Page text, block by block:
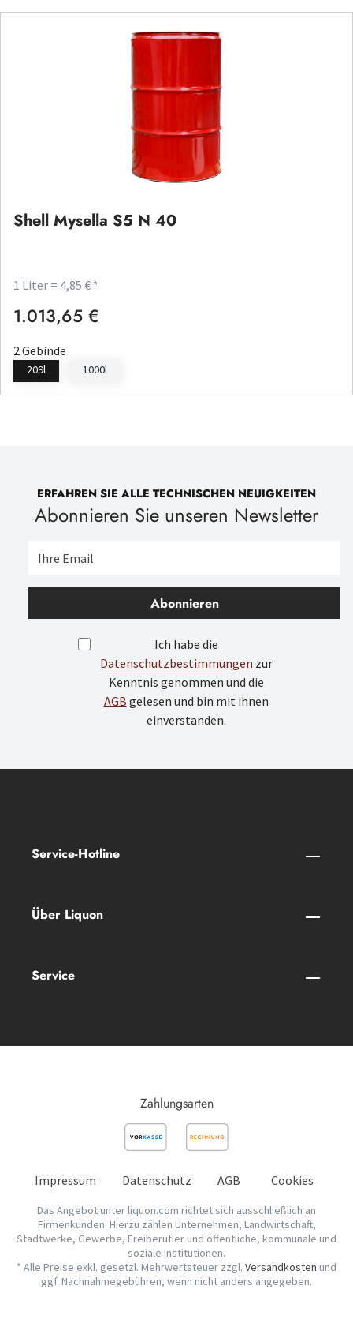
Shell Mysella S5 N 40
1 Liter = 4,85 € *
Regulärer Preis:
1.013,65 €
2 Gebinde
209l 1000l
ERFAHREN SIE ALLE TECHNISCHEN NEUIGKEITEN
Abonnieren Sie unseren Newsletter
Abonnieren
Ich habe die
Datenschutzbestimmungen zur
Kenntnis genommen und die
AGB gelesen und bin mit ihnen
einverstanden.
Service-Hotline
Über Liquon
Service
Zahlungsarten
Impressum Datenschutz AGB Cookies
Das Angebot unter liquon.com richtet sich ausschließlich an
Firmenkunden. Hierzu zählen Unternehmen, Landwirtschaft,
Stadtwerke, Gewerbe, Freiberufler und öffentliche, kommunale und
soziale Institutionen.
* Alle Preise exkl. gesetzl. Mehrwertsteuer zzgl. Versandkosten und
ggf. Nachnahmegebühren, wenn nicht anders angegeben.